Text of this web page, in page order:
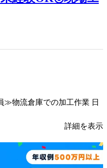
≫物流倉庫での加工作業 日
詳細を表示